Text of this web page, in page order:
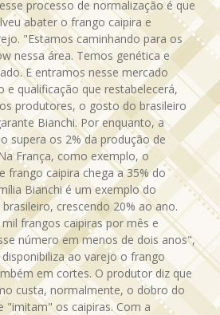
processo de normalização é que
abater o frango caipira e
"Estamos caminhando para os
nessa área. Temos genética e
E entramos nesse mercado
e qualificação que restabelecerá,
produtores, o gosto do brasileiro
Bianchi. Por enquanto, a
supera os 2% da produção de
França, como exemplo, o
frango caipira chega a 35% do
Bianchi é um exemplo do
crescendo 20% ao ano.
frangos caipiras por mês e
número em menos de dois anos",
ao varejo o frango
em cortes. O produtor diz que
custa, normalmente, o dobro do
"imitam" os caipiras. Com a